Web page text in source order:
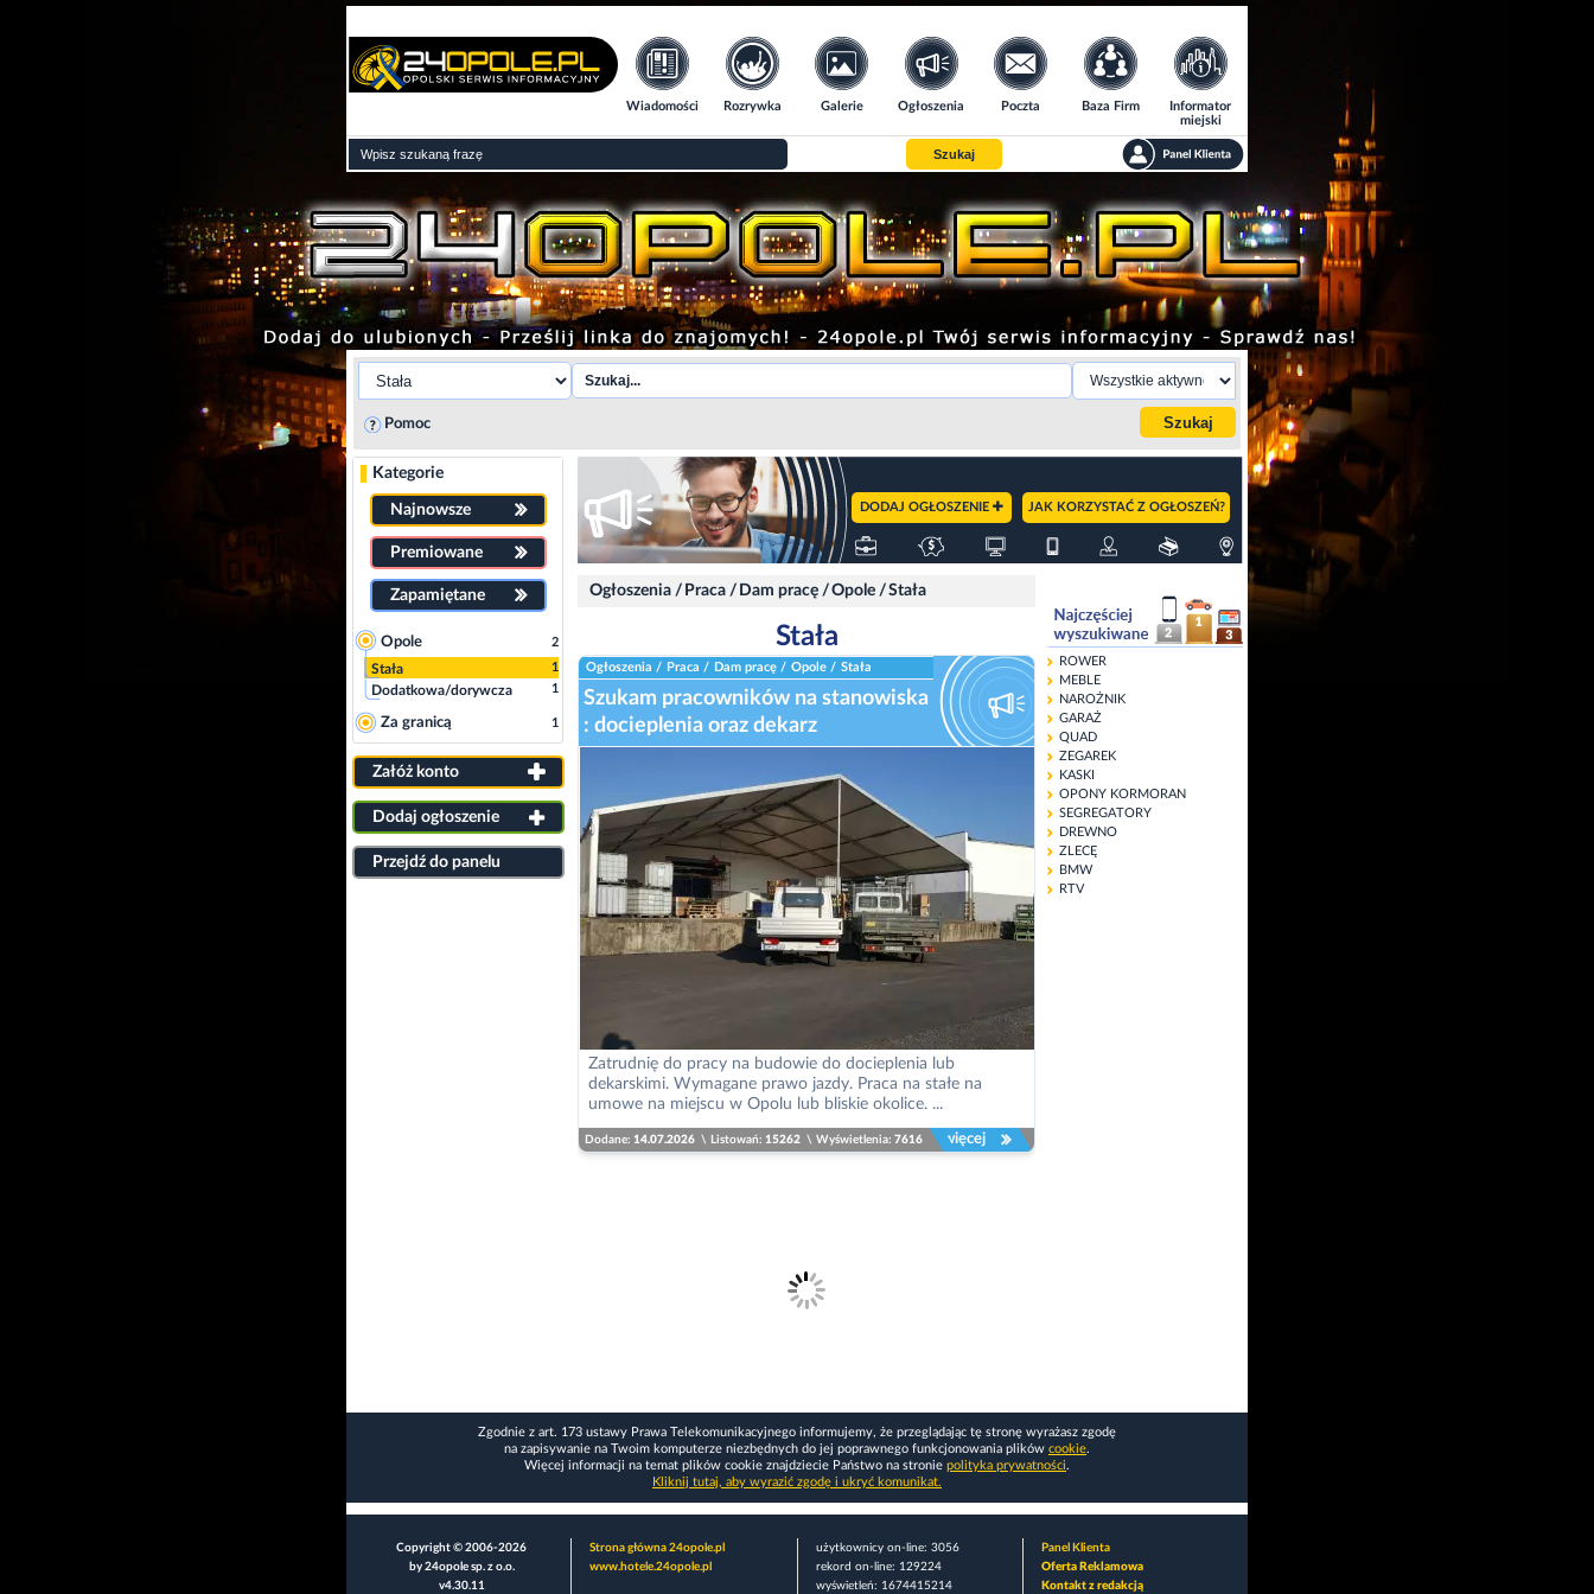
Wiadomości Rozrywka Galerie Ogłoszenia Poczta Baza Firm
Informator
miejski
Szukaj
Pomoc
Kategorie
Najnowsze
Premiowane
Zapamiętane
Opole 2
Stała 1
Dodatkowa/dorywcza 1
Za granicą 1
Załóż konto
Dodaj ogłoszenie
Przejdź do panelu
DODAJ OGŁOSZENIE JAK KORZYSTAĆ Z OGŁOSZEŃ?
Ogłoszenia / Praca / Dam pracę /Opole /Stała
Stała
Ogłoszenia / Praca / Dam pracę / Opole / Stała
Szukam pracowników na stanowiska
: docieplenia oraz dekarz
Zatrudnię do pracy na budowie do docieplenia lub
dekarskimi. Wymagane prawo jazdy. Praca na stałe na
umowe na miejscu w Opolu lub bliskie okolice. ...
Dodane: 14.07.2026 \ Listowań: 15262 \ Wyświetlenia: 7616 więcej
ROWER
MEBLE
NAROŻNIK
GARAŻ
QUAD
ZEGAREK
KASKI
OPONY KORMORAN
SEGREGATORY
DREWNO
ZLECĘ
BMW
RTV
Zgodnie z art. 173 ustawy Prawa Telekomunikacyjnego informujemy, że przeglądając tę stronę wyrażasz zgodę
na zapisywanie na Twoim komputerze niezbędnych do jej poprawnego funkcjonowania plików cookie.
Więcej informacji na temat plików cookie znajdziecie Państwo na stronie polityka prywatności.
Kliknij tutaj, aby wyrazić zgodę i ukryć komunikat.
Copyright © 2006-2026
by 24opole sp. z o.o.
v4.30.11
Strona główna 24opole.pl
www.hotele.24opole.pl
użytkownicy on-line: 3056
rekord on-line: 129224
wyświetleń: 1674415214
Panel Klienta
Oferta Reklamowa
Kontakt z redakcją